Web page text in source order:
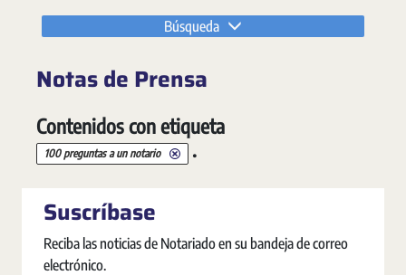
Búsqueda
Notas de Prensa
Contenidos con etiqueta
100 preguntas a un notario .
Suscríbase
Reciba las noticias de Notariado en su bandeja de correo
electrónico.